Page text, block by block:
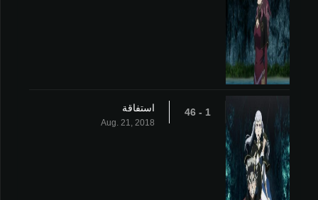
1 - 46 استفاقة
Aug. 21, 2018